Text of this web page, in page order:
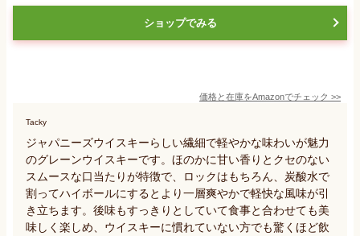
ショップでみる
価格と在庫をAmazonでチェック >>
Tacky
ジャパニーズウイスキーらしい繊細で軽やかな味わいが魅力
のグレーンウイスキーです。ほのかに甘い香りとクセのない
スムースな口当たりが特徴で、ロックはもちろん、炭酸水で
割ってハイボールにするとより一層爽やかで軽快な風味が引
き立ちます。後味もすっきりとしていて食事と合わせても美
味しく楽しめ、ウイスキーに慣れていない方でも驚くほど飲